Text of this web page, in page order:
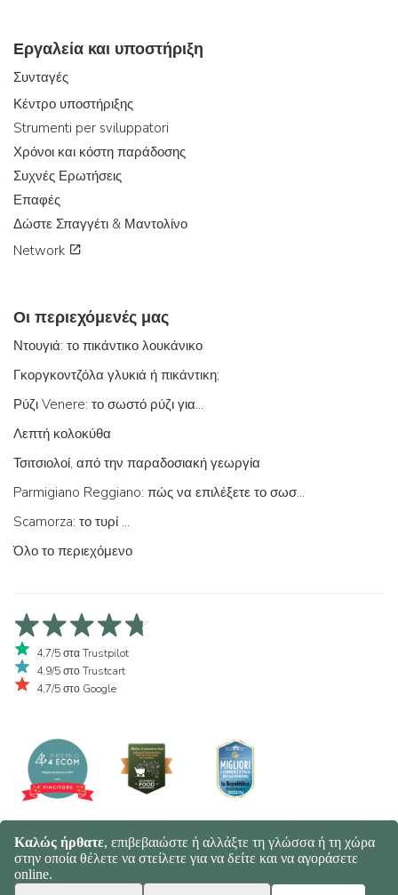
Εργαλεία και υποστήριξη
Συνταγές
Κέντρο υποστήριξης
Strumenti per sviluppatori
Χρόνοι και κόστη παράδοσης
Συχνές Ερωτήσεις
Επαφές
Δώστε Σπαγγέτι & Μαντολίνο
Network
Οι περιεχόμενές μας
Ντουγιά: το πικάντικο λουκάνικο
Γκοργκοντζόλα γλυκιά ή πικάντικη;
Ρύζι Venere: το σωστό ρύζι για...
Λεπτή κολοκύθα
Τσιτσιολοί, από την παραδοσιακή γεωργία
Parmigiano Reggiano: πώς να επιλέξετε το σωστό
Scamorza: το τυρί ...
Όλο το περιεχόμενο
4,7/5 στα Trustpilot
4,9/5 στο Trustcart
4,7/5 στο Google
© 2026 Spaghetti e Mandolino SRL - Società Benefit | Verona - Italy |
+39 351 865 9444 | P.I. IT04913730232 | Certificazione BIO: IT-BIO-
016.380-0110744.2026.001 | REA VR-455804 |Πολιτική Απορρήτου
και Cookies|Sitemap